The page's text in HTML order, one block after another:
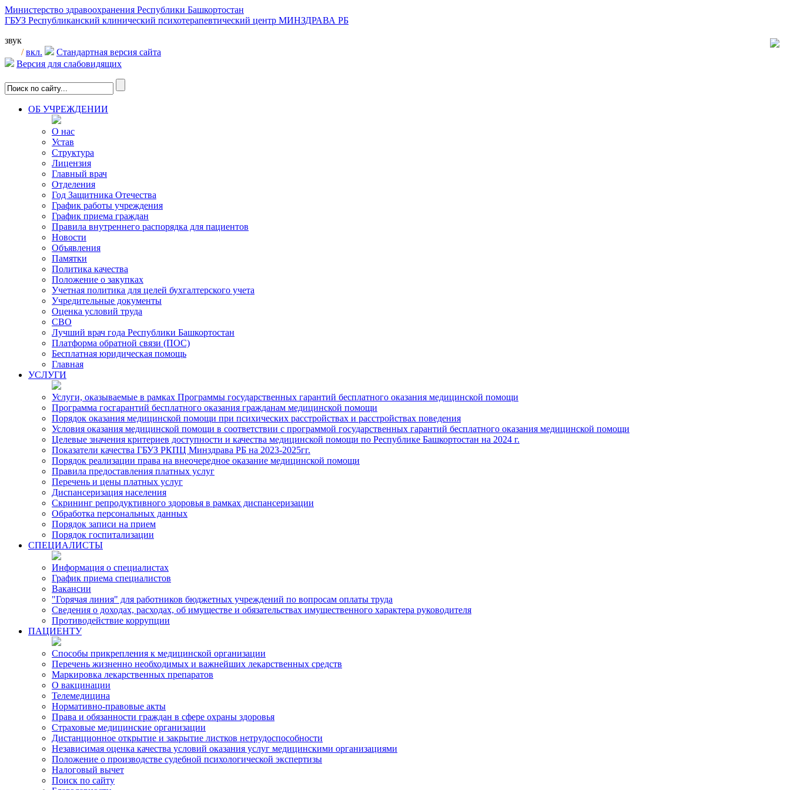
Министерство здравоохранения Республики Башкортостан
ГБУЗ Республиканский клинический психотерапевтический центр МИНЗДРАВА РБ
звук
/ вкл.
Стандартная версия сайта
Версия для слабовидящих
ОБ УЧРЕЖДЕНИИ
О нас
Устав
Структура
Лицензия
Главный врач
Отделения
Год Защитника Отечества
График работы учреждения
График приема граждан
Правила внутреннего распорядка для пациентов
Новости
Объявления
Памятки
Политика качества
Положение о закупках
Учетная политика для целей бухгалтерского учета
Учредительные документы
Оценка условий труда
СВО
Лучший врач года Республики Башкортостан
Платформа обратной связи (ПОС)
Бесплатная юридическая помощь
Главная
УСЛУГИ
Услуги, оказываемые в рамках Программы государственных гарантий бесплатного оказания медицинской помощи
Программа госгарантий бесплатного оказания гражданам медицинской помощи
Порядок оказания медицинской помощи при психических расстройствах и расстройствах поведения
Условия оказания медицинской помощи в соответствии с программой государственных гарантий бесплатного оказания медицинской помощи
Целевые значения критериев доступности и качества медицинской помощи по Республике Башкортостан на 2024 г.
Показатели качества ГБУЗ РКПЦ Минздрава РБ на 2023-2025гг.
Порядок реализации права на внеочередное оказание медицинской помощи
Правила предоставления платных услуг
Перечень и цены платных услуг
Диспансеризация населения
Скрининг репродуктивного здоровья в рамках диспансеризации
Обработка персональных данных
Порядок записи на прием
Порядок госпитализации
СПЕЦИАЛИСТЫ
Информация о специалистах
График приема специалистов
Вакансии
"Горячая линия" для работников бюджетных учреждений по вопросам оплаты труда
Сведения о доходах, расходах, об имуществе и обязательствах имущественного характера руководителя
Противодействие коррупции
ПАЦИЕНТУ
Способы прикрепления к медицинской организации
Перечень жизненно необходимых и важнейших лекарственных средств
Маркировка лекарственных препаратов
О вакцинации
Телемедицина
Нормативно-правовые акты
Права и обязанности граждан в сфере охраны здоровья
Страховые медицинские организации
Дистанционное открытие и закрытие листков нетрудоспособности
Независимая оценка качества условий оказания услуг медицинскими организациями
Положение о производстве судебной психологической экспертизы
Налоговый вычет
Поиск по сайту